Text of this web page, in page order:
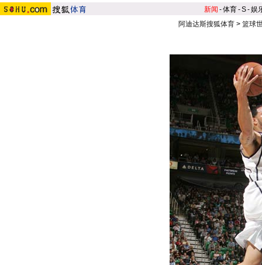
新闻 -体育-S-娱
阿迪达斯搜狐体育> 篮球